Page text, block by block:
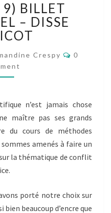
9)
BILLET
INDIVIDUEL
–
DISSE
9) BILLET
– DISSE
Crespy
0
n’est jamais chose
maître pas ses grands
du cours de méthodes
amenés à faire un
la thématique de conflit
porté notre choix sur
beaucoup d’encre que